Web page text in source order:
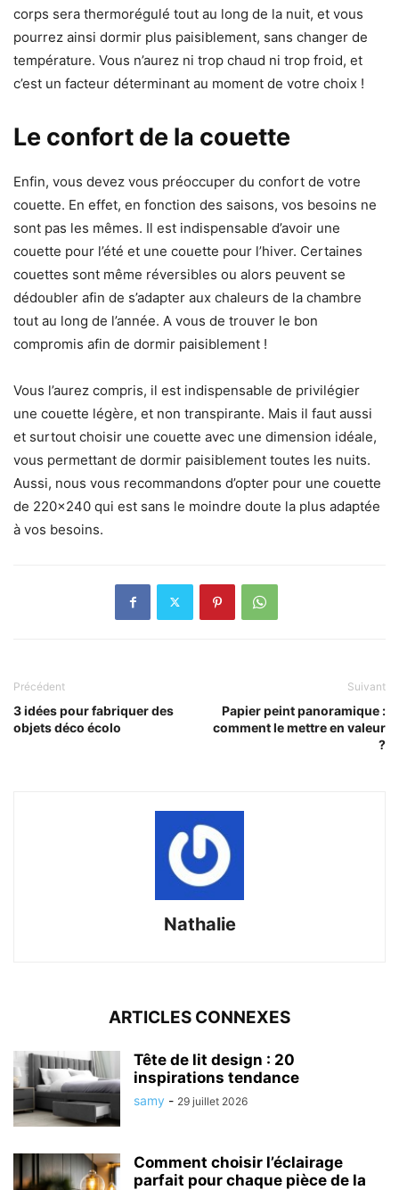
corps sera thermorégulé tout au long de la nuit, et vous
pourrez ainsi dormir plus paisiblement, sans changer de
température. Vous n’aurez ni trop chaud ni trop froid, et
c’est un facteur déterminant au moment de votre choix !
Le confort de la couette
Enfin, vous devez vous préoccuper du confort de votre
couette. En effet, en fonction des saisons, vos besoins ne
sont pas les mêmes. Il est indispensable d’avoir une
couette pour l’été et une couette pour l’hiver. Certaines
couettes sont même réversibles ou alors peuvent se
dédoubler afin de s’adapter aux chaleurs de la chambre
tout au long de l’année. A vous de trouver le bon
compromis afin de dormir paisiblement !
Vous l’aurez compris, il est indispensable de privilégier
une couette légère, et non transpirante. Mais il faut aussi
et surtout choisir une couette avec une dimension idéale,
vous permettant de dormir paisiblement toutes les nuits.
Aussi, nous vous recommandons d’opter pour une couette
de 220×240 qui est sans le moindre doute la plus adaptée
à vos besoins.
Précédent
3 idées pour fabriquer des
objets déco écolo
Suivant
Papier peint panoramique :
comment le mettre en valeur
?
Nathalie
ARTICLES CONNEXES
Tête de lit design : 20
inspirations tendance
samy - 29 juillet 2026
Comment choisir l’éclairage
parfait pour chaque pièce de la